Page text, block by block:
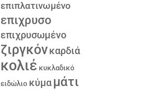
επιπλατινωμένο
επιχρυσο
επιχρυσωμένο
ζιργκόνκαρδιά
κολιέ κυκλαδικό
ειδώλιο κύμα μάτι